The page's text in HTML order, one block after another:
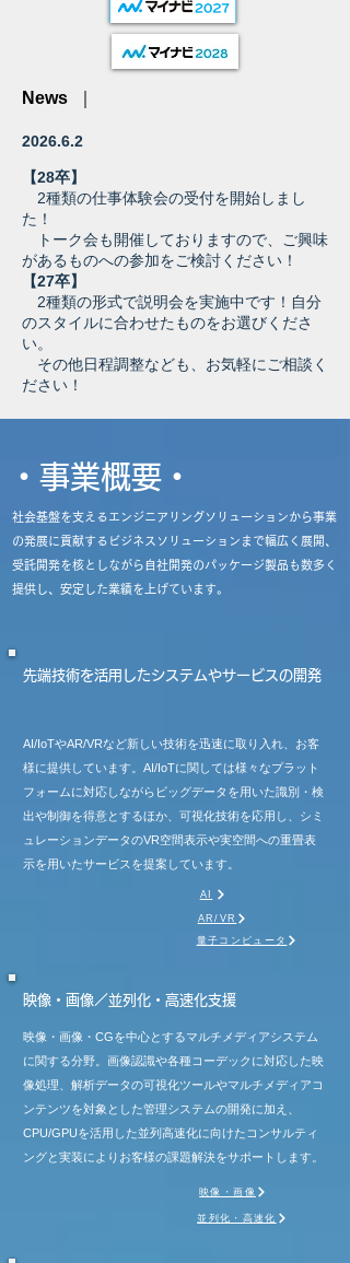
News
2026.6.2
【28卒】
​2種類の仕事体験会の受付を開始しまし
た！
​ トーク会も開催しておりますので、ご興味
があるものへの参加をご検討ください！
【27卒】
2種類の形式で説明会を実施中です！自分
のスタイルに合わせたものをお選びくださ
い。
その他日程調整なども、お気軽にご相談く
ださい！
・事業概要・
社会基盤を支えるエンジニアリングソリューションから事業
の発展に貢献するビジネスソリューションまで幅広く 展開、
受託開発を核としながら自社開発のパッケージ製品も数多く
提供し、安定した業績を上げています。
先端技術を活用したシステムやサービスの開発
AI/IoTやAR/VRなど新しい技術を迅速に取り入れ、お客
様に提供しています。AI/IoTに関しては様々なプラット
フォームに対応しながらビッグデータを用いた識別・検
出や制御を得意とするほか、可視化技術を応用し、シミ
ュレーションデータのVR空間表示や実空間への重畳表
示を用いたサービスを提案しています。
AI
量子コンピュータ
AR/VR
映像・画像／並列化・高速化支援
映像・画像・CGを中心とするマルチメディアシステム
に関する分野。画像認識や各種コーデックに対応した映
像処理、解析データの可視化ツールやマルチメディアコ
ンテンツを対象とした管理システムの開発に加え、
CPU/GPUを活用した並列高速化に向けたコンサルティ
ングと実装によりお客様の課題解決をサポートします。
映像・画像
並列化・高速化